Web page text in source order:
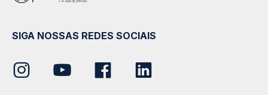
SIGA NOSSAS REDES SOCIAIS